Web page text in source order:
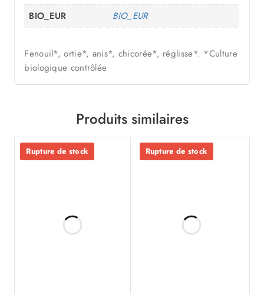
BIO_EUR
BIO_EUR
Fenouil*, ortie*, anis*, chicorée*, réglisse*. *Culture
biologique contrôlée
Produits similaires
Rupture de stock Rupture de stock